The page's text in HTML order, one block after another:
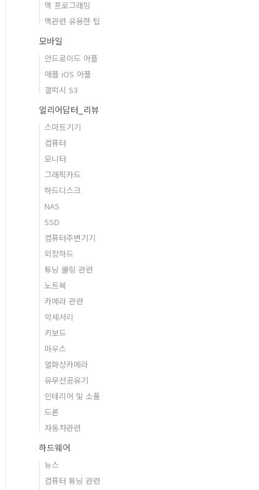
맥 프로그래밍
맥관련 유용한 팁
모바일
안드로이드 어플
애플 iOS 어플
갤럭시 S3
얼리어답터_리뷰
스마트기기
컴퓨터
모니터
그래픽카드
하드디스크
NAS
SSD
컴퓨터주변기기
외장하드
튜닝 쿨링 관련
노트북
카메라 관련
악세서리
키보드
마우스
열화상카메라
유무선공유기
인테리어 및 소품
드론
자동차관련
하드웨어
뉴스
컴퓨터 튜닝 관련